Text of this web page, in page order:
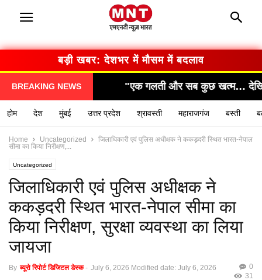
बड़ी खबर: देशभर में मौसम में बदलाव
BREAKING NEWS"एक गलती और सब कुछ खत्म… देखिए कैसे हुआ
होम देश मुंबई उत्तर प्रदेश श्रावस्ती महाराजगंज बस्ती
Home Uncategorized
जिलाधिकारी एवं पुलिस अधीक्षक ने ककड़दरी स्थित भारत-नेपाल
सीमा का किया निरीक्षण,...
Uncategorized
जिलाधिकारी एवं पुलिस अधीक्षक ने
ककड़दरी स्थित भारत-नेपाल सीमा का
किया निरीक्षण, सुरक्षा व्यवस्था का लिया
जायजा
By ब्यूरो रिपोर्ट डिजिटल डेस्क - July 6, 2026 Modified date: July 6, 2026
0
31